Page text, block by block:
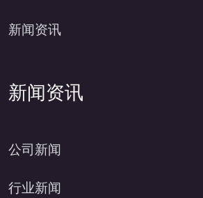
新闻资讯
新闻资讯
公司新闻
行业新闻